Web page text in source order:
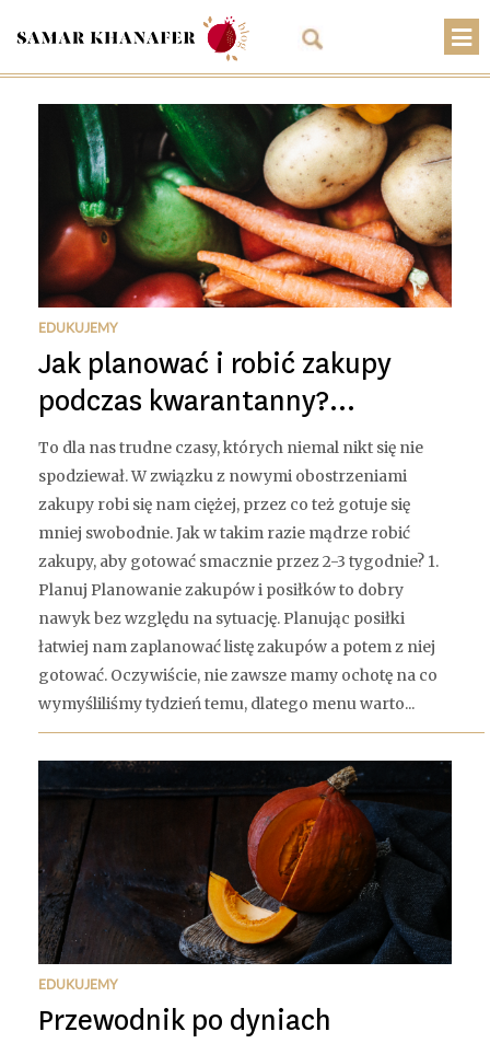
Przepisy
Artykuły
Warsztaty
Kontakt
Koszyk
EDUKUJEMY
Jak planować i robić zakupy
podczas kwarantanny?...
To dla nas trudne czasy, których niemal nikt się nie
spodziewał. W związku z nowymi obostrzeniami
zakupy robi się nam ciężej, przez co też gotuje się
mniej swobodnie. Jak w takim razie mądrze robić
zakupy, aby gotować smacznie przez 2-3 tygodnie? 1.
Planuj Planowanie zakupów i posiłków to dobry
nawyk bez względu na sytuację. Planując posiłki
łatwiej nam zaplanować listę zakupów a potem z niej
gotować. Oczywiście, nie zawsze mamy ochotę na co
wymyśliliśmy tydzień temu, dlatego menu warto...
EDUKUJEMY
Przewodnik po dyniach